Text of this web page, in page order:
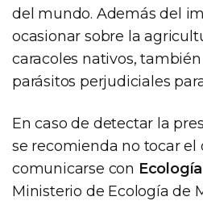
del mundo. Además del
ocasionar sobre la
caracoles nativos,
parásitos perjudiciales
En caso de detectar la
se recomienda no tocar el
comunicarse con
Ministerio de Ecología de